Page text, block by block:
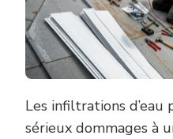
Les infiltrations d’eau
sérieux dommages à